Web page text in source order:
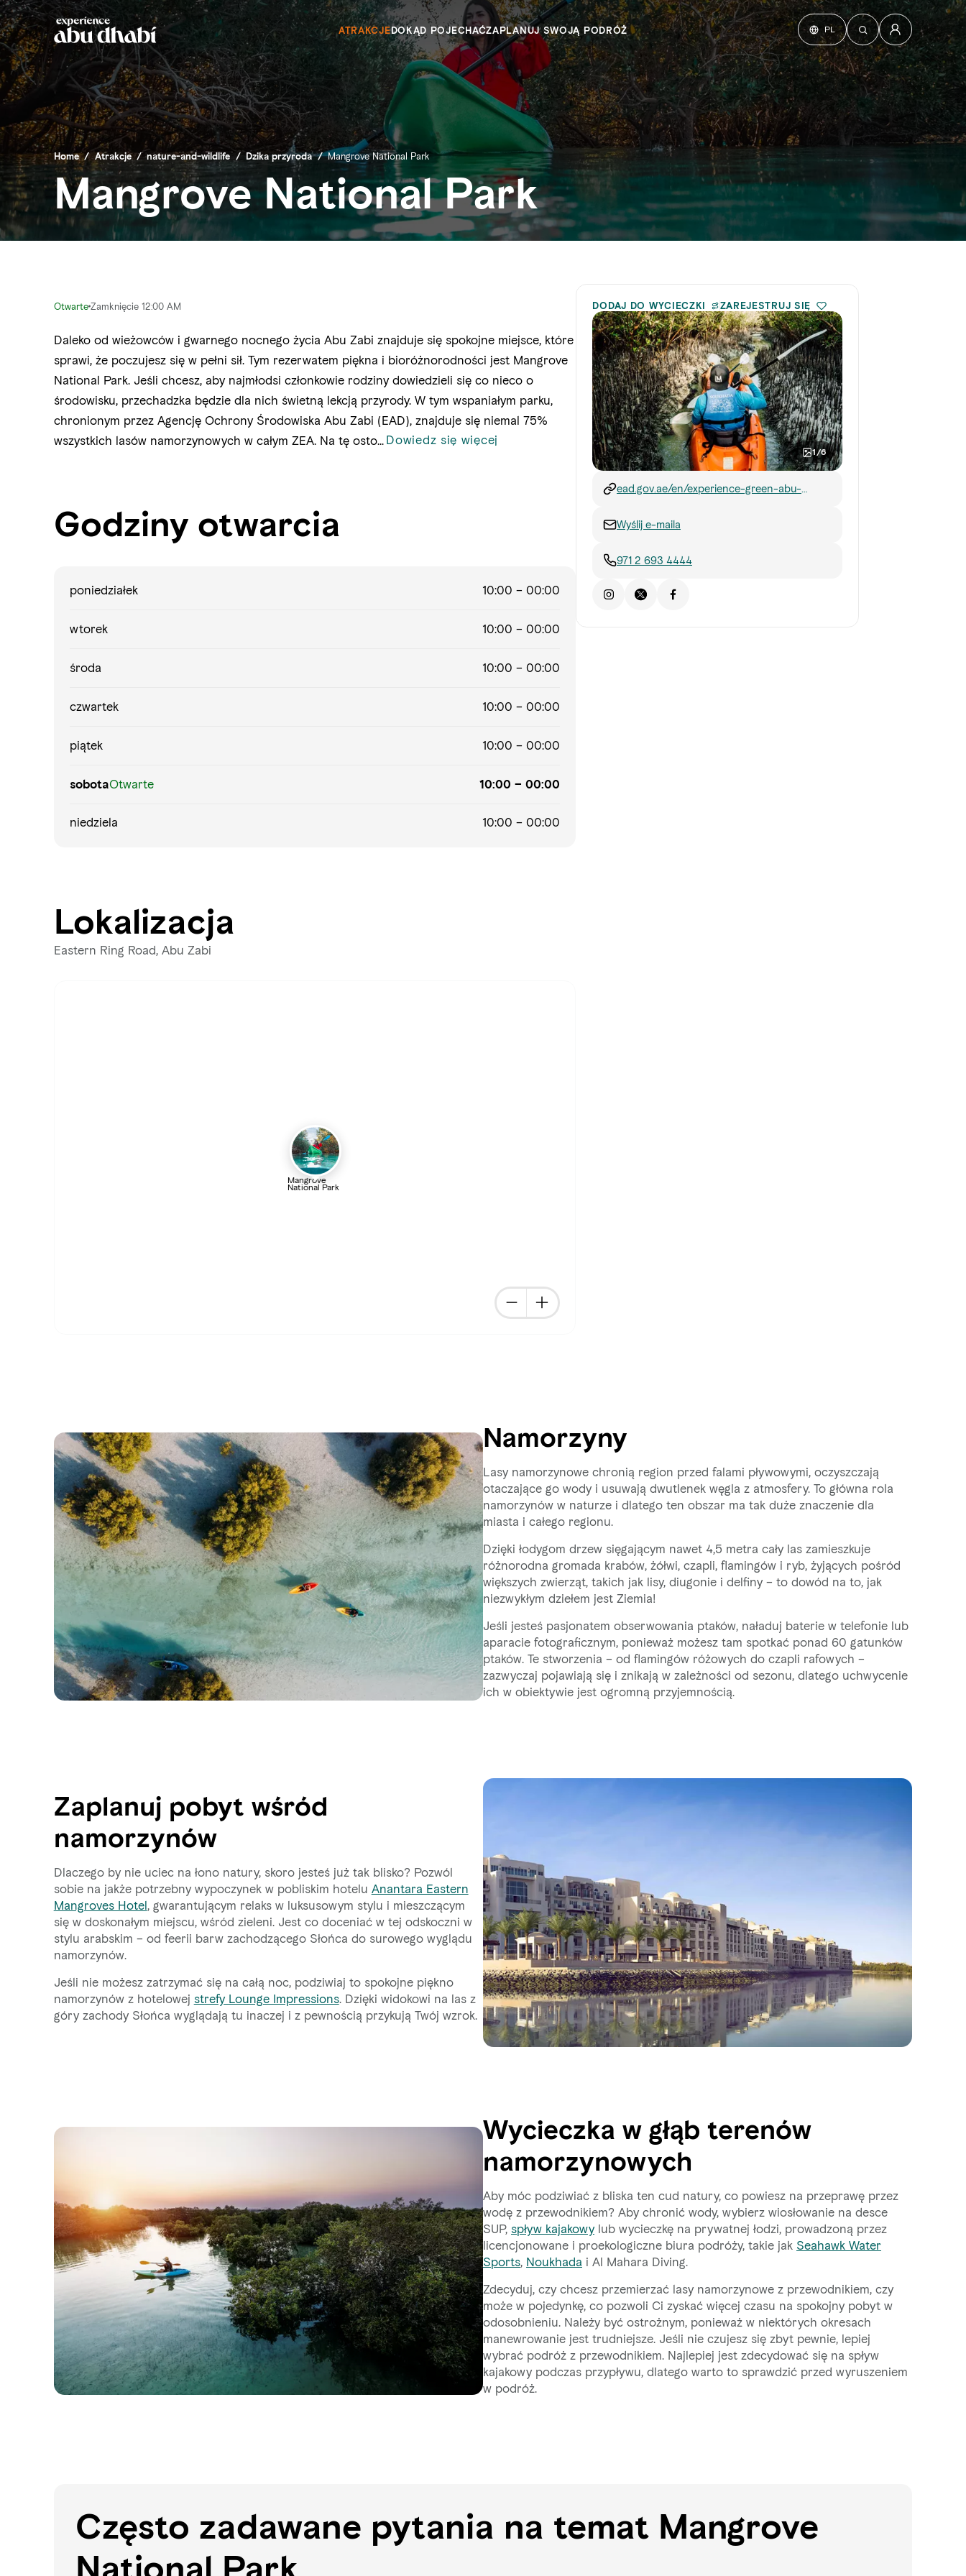
ATRAKCJEDOKĄD POJECHAĆZAPLANUJ SWOJĄ PODRÓŻ PL
Home / Atrakcje / nature-and-wildlife / Dzika przyroda / Mangrove National Park
Mangrove National Park
OtwarteZamknięcie 12:00 AM
Daleko od wieżowców i gwarnego nocnego życia Abu Zabi znajduje się spokojne miejsce, które
sprawi, że poczujesz się w pełni sił. Tym rezerwatem piękna i bioróżnorodności jest Mangrove
National Park. Jeśli chcesz, aby najmłodsi członkowie rodziny dowiedzieli się co nieco o
środowisku, przechadzka będzie dla nich świetną lekcją przyrody. W tym wspaniałym parku,
chronionym przez Agencję Ochrony Środowiska Abu Zabi (EAD), znajduje się niemal 75%
wszystkich lasów namorzynowych w całym ZEA. Na tę osto... Dowiedz się więcej
Godziny otwarcia
poniedziałek 10:00 – 00:00
wtorek 10:00 – 00:00
środa 10:00 – 00:00
czwartek 10:00 – 00:00
piątek 10:00 – 00:00
sobotaOtwarte 10:00 – 00:00
niedziela 10:00 – 00:00
Lokalizacja
Eastern Ring Road, Abu Zabi
Mangrove
National Park
DODAJ DO WYCIECZKI ZAREJESTRUJ SIĘ
1/6
ead.gov.ae/en/experience-green-abu-
park
Wyślij e-maila
971 2 693 4444
Namorzyny
Lasy namorzynowe chronią region przed falami pływowymi, oczyszczają
otaczające go wody i usuwają dwutlenek węgla z atmosfery. To główna rola
namorzynów w naturze i dlatego ten obszar ma tak duże znaczenie dla
miasta i całego regionu.
Dzięki łodygom drzew sięgającym nawet 4,5 metra cały las zamieszkuje
różnorodna gromada krabów, żółwi, czapli, flamingów i ryb, żyjących pośród
większych zwierząt, takich jak lisy, diugonie i delfiny – to dowód na to, jak
niezwykłym dziełem jest Ziemia!
Jeśli jesteś pasjonatem obserwowania ptaków, naładuj baterie w telefonie lub
aparacie fotograficznym, ponieważ możesz tam spotkać ponad 60 gatunków
ptaków. Te stworzenia – od flamingów różowych do czapli rafowych –
zazwyczaj pojawiają się i znikają w zależności od sezonu, dlatego uchwycenie
ich w obiektywie jest ogromną przyjemnością.
Zaplanuj pobyt wśród
namorzynów
Dlaczego by nie uciec na łono natury, skoro jesteś już tak blisko? Pozwól
sobie na jakże potrzebny wypoczynek w pobliskim hotelu Anantara Eastern
Mangroves Hotel, gwarantującym relaks w luksusowym stylu i mieszczącym
się w doskonałym miejscu, wśród zieleni. Jest co doceniać w tej odskoczni w
stylu arabskim – od feerii barw zachodzącego Słońca do surowego wyglądu
namorzynów.
Jeśli nie możesz zatrzymać się na całą noc, podziwiaj to spokojne piękno
namorzynów z hotelowej strefy Lounge Impressions. Dzięki widokowi na las z
góry zachody Słońca wyglądają tu inaczej i z pewnością przykują Twój wzrok.
Wycieczka w głąb terenów
namorzynowych
Aby móc podziwiać z bliska ten cud natury, co powiesz na przeprawę przez
wodę z przewodnikiem? Aby chronić wody, wybierz wiosłowanie na desce
SUP, spływ kajakowylub wycieczkę na prywatnej łodzi, prowadzoną przez
licencjonowane i proekologiczne biura podróży, takie jak Seahawk Water
Sports, Noukhada i Al Mahara Diving.
Zdecyduj, czy chcesz przemierzać lasy namorzynowe z przewodnikiem, czy
może w pojedynkę, co pozwoli Ci zyskać więcej czasu na spokojny pobyt w
odosobnieniu. Należy być ostrożnym, ponieważ w niektórych okresach
manewrowanie jest trudniejsze. Jeśli nie czujesz się zbyt pewnie, lepiej
wybrać podróż z przewodnikiem. Najlepiej jest zdecydować się na spływ
kajakowy podczas przypływu, dlatego warto to sprawdzić przed wyruszeniem
w podróż.
Często zadawane pytania na temat Mangrove